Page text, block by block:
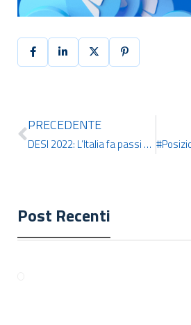
PRECEDENTE
DESI 2022: L’Italia fa passi da gigante con il digitale
Post Recenti